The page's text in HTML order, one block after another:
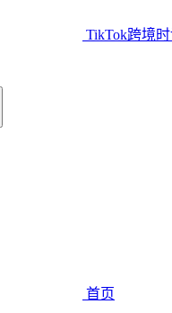
TikTok跨境
首页